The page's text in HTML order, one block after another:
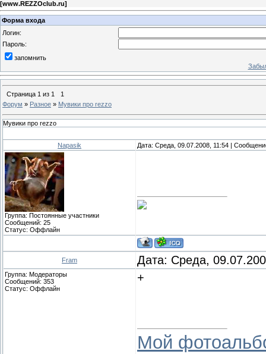
[www.REZZOclub.ru]
Форма входа
Логин:
Пароль:
запомнить
Страница 1 из 1
1
Форум » Разное » Мувики про rezzo
Мувики про rezzo
Napasik Дата: Среда, 09.07.2008, 11:54 |
Группа: Постоянные участники
Сообщений: 25
Статус: Оффлайн
Fram Дата: Среда,
Группа: Модераторы
Сообщений: 353
Статус: Оффлайн
+
Мой